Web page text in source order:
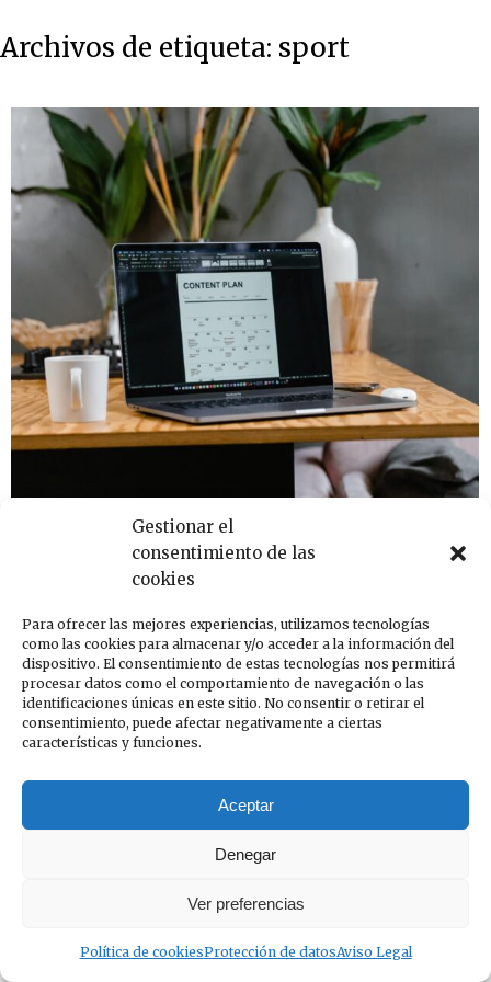
Gestionar el
consentimiento de las
cookies
Para ofrecer las mejores experiencias, utilizamos tecnologías
como las cookies para almacenar y/o acceder a la información del
dispositivo. El consentimiento de estas tecnologías nos permitirá
procesar datos como el comportamiento de navegación o las
identificaciones únicas en este sitio. No consentir o retirar el
consentimiento, puede afectar negativamente a ciertas
características y funciones.
Aceptar
Denegar
Ver preferencias
Política de cookiesProtección de datosAviso Legal
Archivos de etiqueta: sport
Ligula vel urna accumsan placerat
Tips & tricks PorInfoCOAC
12 de enero de 2019
Deja un comentario
Cras accumsan volutpat enim non porttitor. Ut et
ligula vel urna accumsan placerat. Pellentesque
habitant morbi tristique!